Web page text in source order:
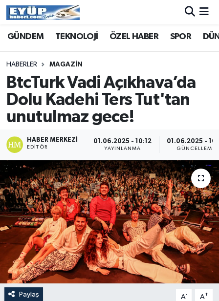
GÜNDEM TEKNOLOJİ ÖZEL HABER SPOR
HABERLER MAGAZIN
BtcTurk Vadi Açıkhava’da
Dolu Kadehi Ters Tut'tan
unutulmaz gece!
HABER MERKEZI
EDITÖR
01.06.2025 - 10:12
YAYINLANMA
01.06.2025 -
GÜNCELLEME
Paylaş A- A+